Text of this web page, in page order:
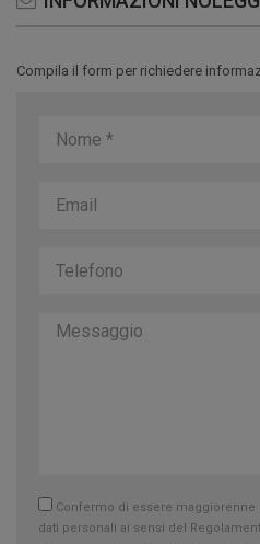
Compila il form per richiedere
Confermo di essere
dati personali ai sensi del